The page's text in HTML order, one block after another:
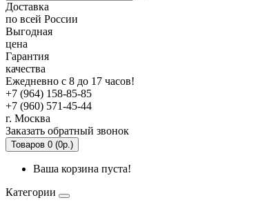
Доставка
по всей России
Выгодная
цена
Гарантия
качества
Ежедневно с 8 до 17 часов!
+7 (964) 158-85-85
+7 (960) 571-45-44
г. Москва
Заказать обратный звонок
Товаров 0 (0р.)
Ваша корзина пуста!
Категории